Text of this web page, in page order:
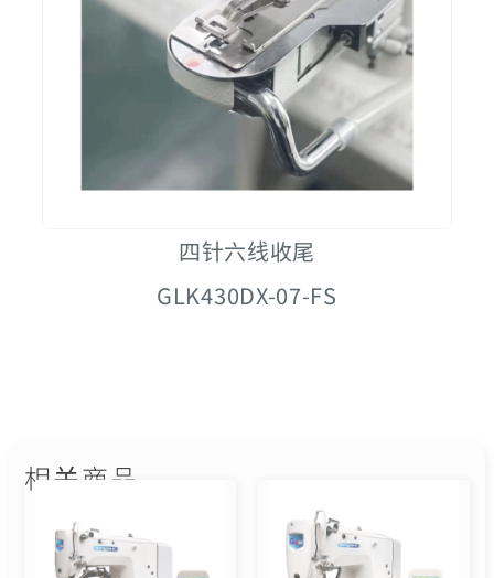
四针六线收尾
GLK430DX-07-FS
相关商品